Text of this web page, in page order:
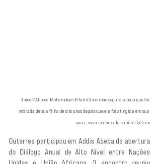
Unicef/Ahmed Mohamdeen Elfatih Uma mãe segura a bala que foi
retirada de sua filha de oito anos depois que ela foi atingida em sua
casa, nos arredores da capital Cartum
Guterres participou em Addis Abeba da abertura
do Diálogo Anual de Alto Nível entre Nações